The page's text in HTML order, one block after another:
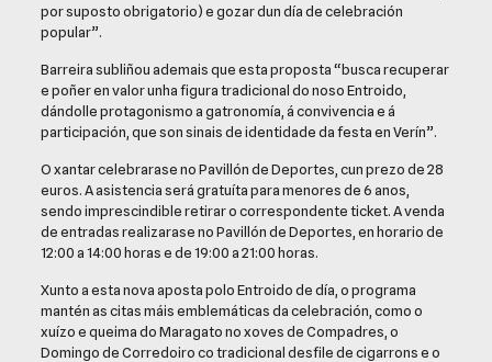
por suposto obrigatorio) e gozar dun día de celebración
popular”.
Barreira subliñou ademais que esta proposta “busca recuperar
e poñer en valor unha figura tradicional do noso Entroido,
dándolle protagonismo a gatronomía, á convivencia e á
participación, que son sinais de identidade da festa en Verín”.
O xantar celebrarase no Pavillón de Deportes, cun prezo de 28
euros. A asistencia será gratuíta para menores de 6 anos,
sendo imprescindible retirar o correspondente ticket. A venda
de entradas realizarase no Pavillón de Deportes, en horario de
12:00 a 14:00 horas e de 19:00 a 21:00 horas.
Xunto a esta nova aposta polo Entroido de día, o programa
mantén as citas máis emblemáticas da celebración, como o
xuízo e queima do Maragato no xoves de Compadres, o
Domingo de Corredoiro co tradicional desfile de cigarrons e o